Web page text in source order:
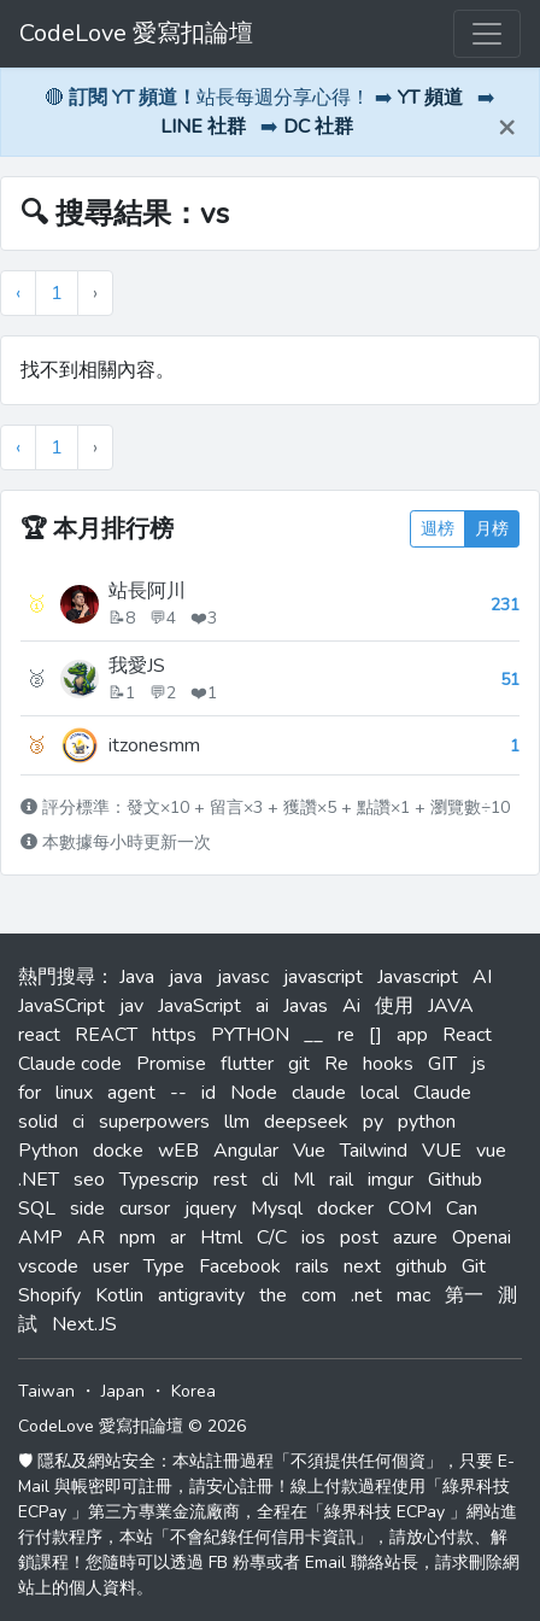
CodeLove 愛寫扣論壇
🔴 訂閱 YT 頻道！ 站長每週分享心得！ ➡️ YT 頻道 ➡️
LINE 社群 ➡️ DC 社群 ×
🔍 搜尋結果：vs
‹ 1 ›
找不到相關內容。
‹ 1 ›
🏆本月排行榜 週榜 月榜
🥇 站長阿川
📝8 💬4 ❤️3
231
🥈 我愛JS
📝1 💬2 ❤️1
51
🥉 itzonesmm 1
評分標準：發文×10 + 留言×3 + 獲讚×5 + 點讚×1 + 瀏覽數÷10
本數據每小時更新一次
熱門搜尋 ： Java java javasc javascript Javascript AI
JavaSCript jav JavaScript ai Javas Ai 使用 JAVA
react REACT https PYTHON __ re [] app
React
Claude code
Promise flutter git Re hooks GIT js
for linux agent -- id Node claude local Claude
solid ci superpowers llm deepseek py python
Python docke wEB Angular Vue Tailwind VUE vue
.NET seo Typescrip rest cli Ml rail imgur Github
SQL side cursor jquery Mysql docker COM Can
AMP AR npm ar Html C/C ios post azure Openai
vscode user Type Facebook rails next github Git
Shopify Kotlin antigravity the com .net mac 第一 測
試 Next.JS
Taiwan ・Japan ・ Korea
CodeLove 愛寫扣論壇 © 2026
🛡️ 隱私及網站安全：本站註冊過程「不須提供任何個資」，只要 E-
Mail 與帳密即可註冊，請安心註冊！線上付款過程使用「綠界科技
ECPay 」第三方專業金流廠商，全程在「綠界科技 ECPay 」網站進
行付款程序，本站「不會紀錄任何信用卡資訊」，請放心付款、解
鎖課程！您隨時可以透過 FB 粉專或者 Email 聯絡站長，請求刪除網
站上的個人資料。